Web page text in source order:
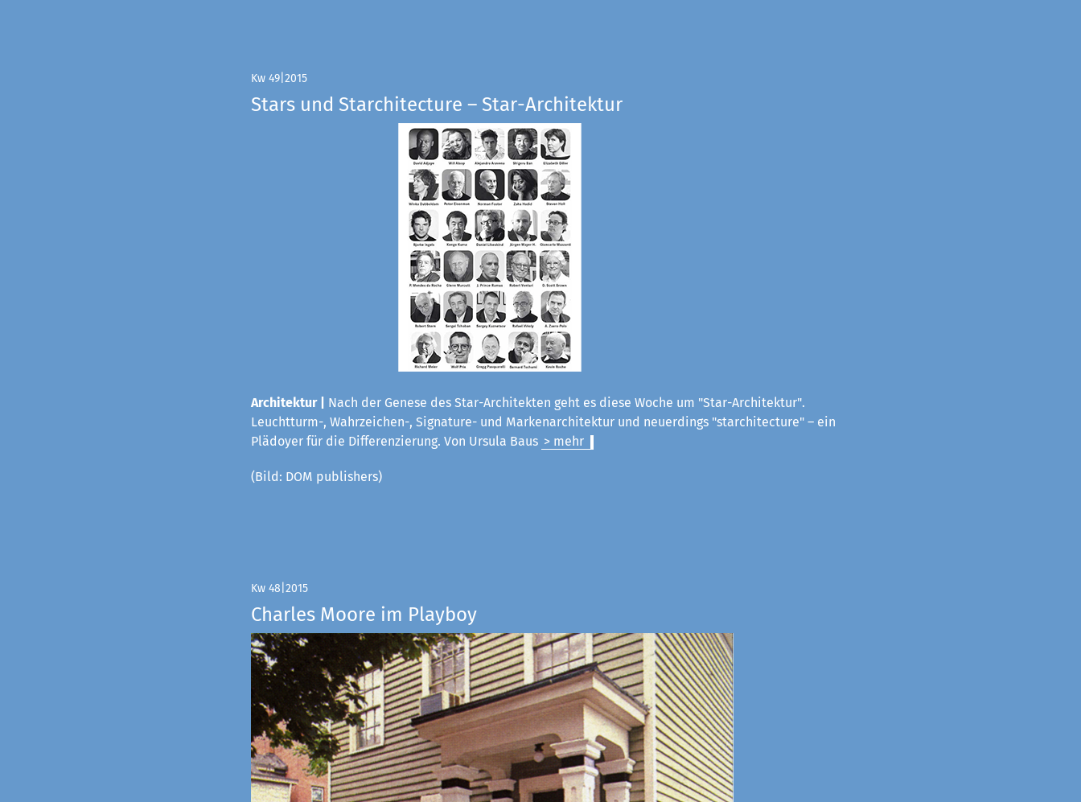
Kw 49|2015
Stars und Starchitecture – Star-Architektur
Architektur |
Nach der Genese des Star-Architekten geht es diese Woche um "Star-Architektur".
Leuchtturm-, Wahrzeichen-, Signature- und Markenarchitektur und neuerdings "starchitecture" – ein
Plädoyer für die Differenzierung. Von Ursula Baus > mehr
(Bild: DOM publishers)
Kw 48|2015
Charles Moore im Playboy